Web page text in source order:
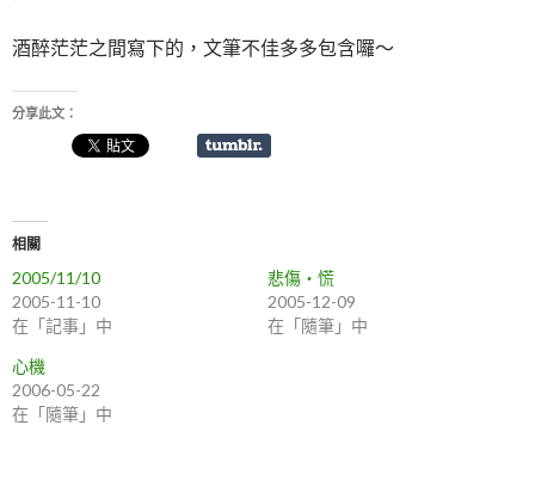
酒醉茫茫之間寫下的，文筆不佳多多包含囉～
分享此文：
相關
2005/11/10
2005-11-10
在「記事」中
悲傷‧慌
2005-12-09
在「隨筆」中
心機
2006-05-22
在「隨筆」中